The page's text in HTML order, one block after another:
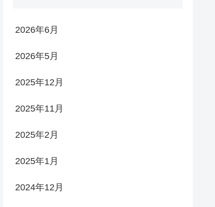
2026年6月
2026年5月
2025年12月
2025年11月
2025年2月
2025年1月
2024年12月